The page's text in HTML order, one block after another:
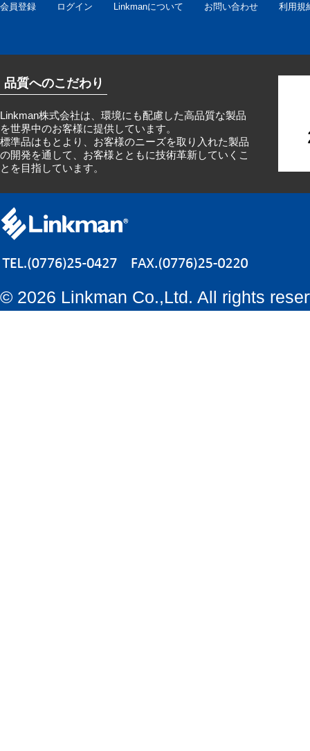
会員登録 ログイン Linkmanについて お問い合わせ 利用規
品質へのこだわり
Linkman株式会社は、環境にも配慮した高品質な製品
を世界中のお客様に提供しています。
標準品はもとより、お客様のニーズを取り入れた製品
の開発を通して、お客様とともに技術革新していくこ
とを目指しています。
© 2026 Linkman Co.,Ltd. All rights